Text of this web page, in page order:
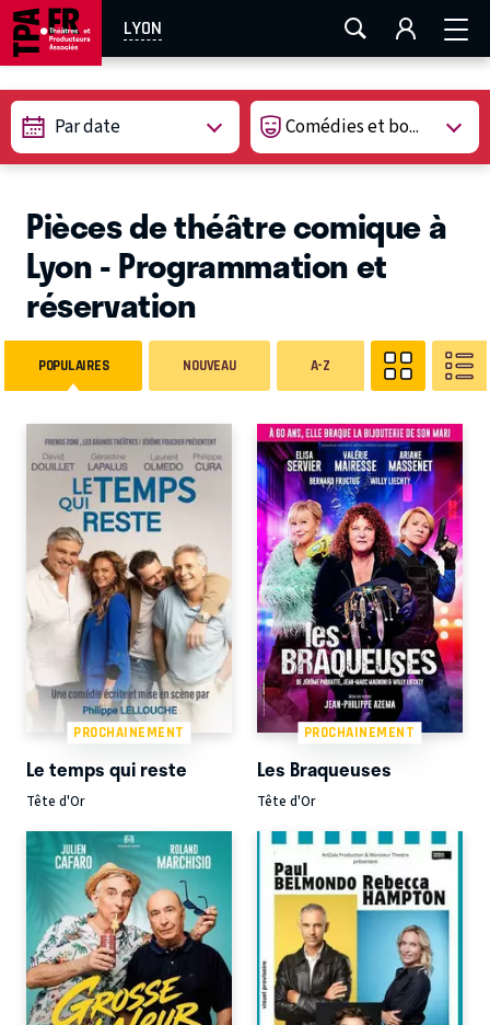
LYON
AIX-MARSEILLE LA ROCHELLE
EN TOURNÉE
Par date
Pièces de théâtre comique à
Lyon - Programmation et
réservation
POPULAIRES NOUVEAU A-Z
PROCHAINEMENT
Le temps qui reste
Tête d'Or
PROCHAINEMENT
Les Braqueuses
Tête d'Or